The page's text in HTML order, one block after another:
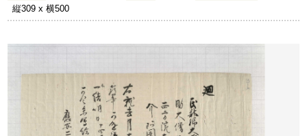
縦309 x 横500